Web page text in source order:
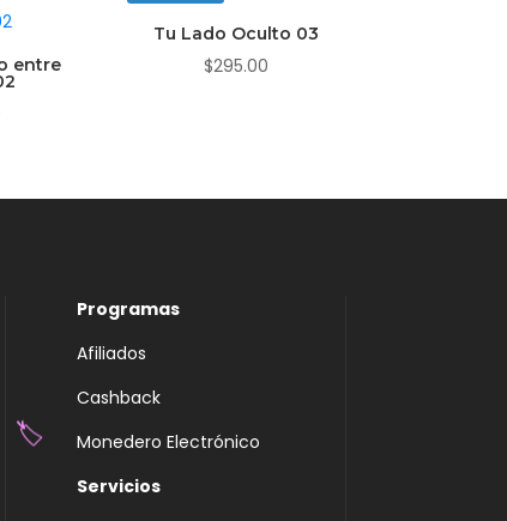
entre
Tu Lado Oculto 03
$295.00
Programas
Afiliados
Cashback
Monedero Electrónico
Servicios